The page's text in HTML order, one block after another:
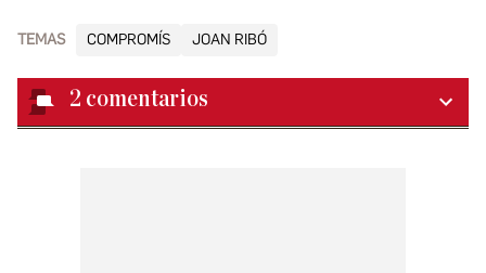
TEMAS COMPROMÍS JOAN RIBÓ
2 comentarios